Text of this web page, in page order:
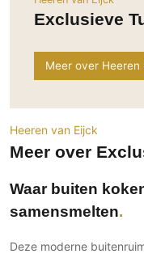
Woondecoratie
Inrichting
Roomdividers
Meubels
Verlichting
Glas
Interieurbouw
Trappen
Ramen
Deursystemen
Glazen wandsystemen
Garagedeuren
Zonwering
Buitenshutters
Overig
Tuinmeubelen
Tuin wellness
Buitenvloeren
Kinderkamer
Slaapkamer
Thuisbioscoop
Toilet
Wellness
Werkkamer
Buitenkijken
Exclusieve
Meer over Heeren
Heeren van Eijck
Meer over
Waar buiten
samensmelten
Deze moderne